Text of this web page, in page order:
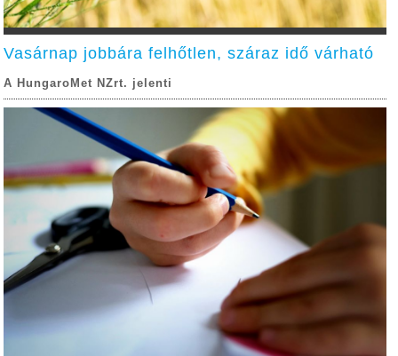
Vasárnap jobbára felhőtlen, száraz idő várható
A HungaroMet NZrt. jelenti